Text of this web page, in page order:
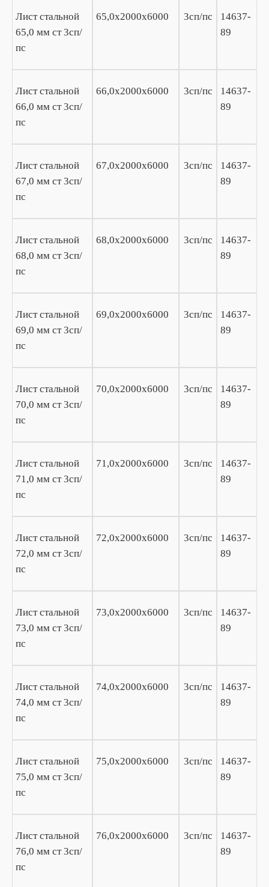
Лист стальной
65,0 мм ст 3сп/
пс
65,0х2000х6000 3сп/пс
14637-
89
Лист стальной
66,0 мм ст 3сп/
пс
66,0х2000х6000 3сп/пс
14637-
89
Лист стальной
67,0 мм ст 3сп/
пс
67,0х2000х6000 3сп/пс
14637-
89
Лист стальной
68,0 мм ст 3сп/
пс
68,0х2000х6000 3сп/пс
14637-
89
Лист стальной
69,0 мм ст 3сп/
пс
69,0х2000х6000 3сп/пс
14637-
89
Лист стальной
70,0 мм ст 3сп/
пс
70,0х2000х6000 3сп/пс
14637-
89
Лист стальной
71,0 мм ст 3сп/
пс
71,0х2000х6000 3сп/пс
14637-
89
Лист стальной
72,0 мм ст 3сп/
пс
72,0х2000х6000 3сп/пс
14637-
89
Лист стальной
73,0 мм ст 3сп/
пс
73,0х2000х6000 3сп/пс
14637-
89
Лист стальной
74,0 мм ст 3сп/
пс
74,0х2000х6000 3сп/пс
14637-
89
Лист стальной
75,0 мм ст 3сп/
пс
75,0х2000х6000 3сп/пс
14637-
89
Лист стальной
76,0 мм ст 3сп/
пс
76,0х2000х6000 3сп/пс
14637-
89